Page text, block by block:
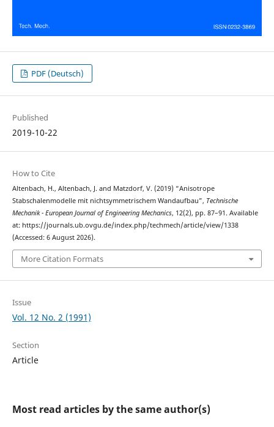
PDF (Deutsch)
Published
2019-10-22
How to Cite
Altenbach, H., Altenbach, J. and Matzdorf, V. (2019) “Anisotrope
Stabschalenmodelle mit nichtsymmetrischem Wandaufbau”, Technische
Mechanik - European Journal of Engineering Mechanics, 12(2), pp. 87–91. Available
at: https://journals.ub.ovgu.de/index.php/techmech/article/view/1338
(Accessed: 6 August 2026).
More Citation Formats
Issue
Vol. 12 No. 2 (1991)
Section
Article
Most read articles by the same author(s)